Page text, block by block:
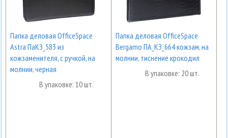
Папка деловая OfficeSpace
Astra ПаКЗ_583 из
кожзаменителя, с ручкой, на
молнии, черная
В упаковке: 10 шт.
Папка деловая OfficeSpace
Bergamo ПА_КЗ_664 кожзам, на
молнии, тиснение крокодил
В упаковке: 20 шт.